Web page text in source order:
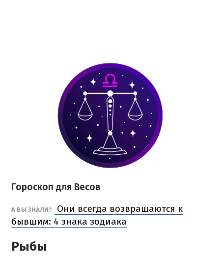
Гороскоп для Весов
А ВЫ ЗНАЛИ?
Они всегда возвращаются к
бывшим: 4 знака зодиака
Рыбы